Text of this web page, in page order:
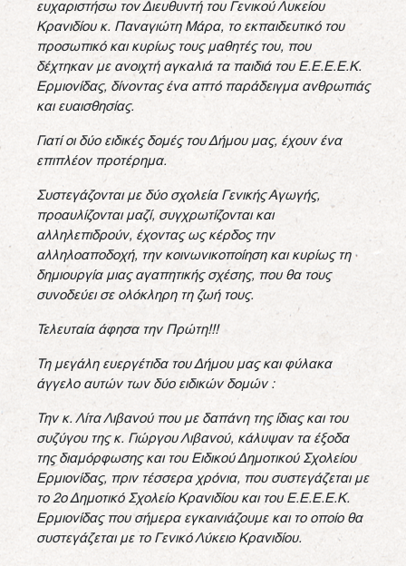
ευχαριστήσω τον Διευθυντή του Γενικού Λυκείου
Κρανιδίου κ. Παναγιώτη Μάρα, το εκπαιδευτικό του
προσωπικό και κυρίως τους μαθητές του, που
δέχτηκαν με ανοιχτή αγκαλιά τα παιδιά του Ε.Ε.Ε.Ε.Κ.
Ερμιονίδας, δίνοντας ένα απτό παράδειγμα ανθρωπιάς
και ευαισθησίας.
Γιατί οι δύο ειδικές δομές του Δήμου μας, έχουν ένα
επιπλέον προτέρημα.
Συστεγάζονται με δύο σχολεία Γενικής Αγωγής,
προαυλίζονται μαζί, συγχρωτίζονται και
αλληλεπιδρούν, έχοντας ως κέρδος την
αλληλοαποδοχή, την κοινωνικοποίηση και κυρίως τη
δημιουργία μιας αγαπητικής σχέσης, που θα τους
συνοδεύει σε ολόκληρη τη ζωή τους.
Τελευταία άφησα την Πρώτη!!!
Τη μεγάλη ευεργέτιδα του Δήμου μας και φύλακα
άγγελο αυτών των δύο ειδικών δομών :
Την κ. Λίτα Λιβανού που με δαπάνη της ίδιας και του
συζύγου της κ. Γιώργου Λιβανού, κάλυψαν τα έξοδα
της διαμόρφωσης και του Ειδικού Δημοτικού Σχολείου
Ερμιονίδας, πριν τέσσερα χρόνια, που συστεγάζεται με
το 2ο Δημοτικό Σχολείο Κρανιδίου και του Ε.Ε.Ε.Ε.Κ.
Ερμιονίδας που σήμερα εγκαινιάζουμε και το οποίο θα
συστεγάζεται με το Γενικό Λύκειο Κρανιδίου.